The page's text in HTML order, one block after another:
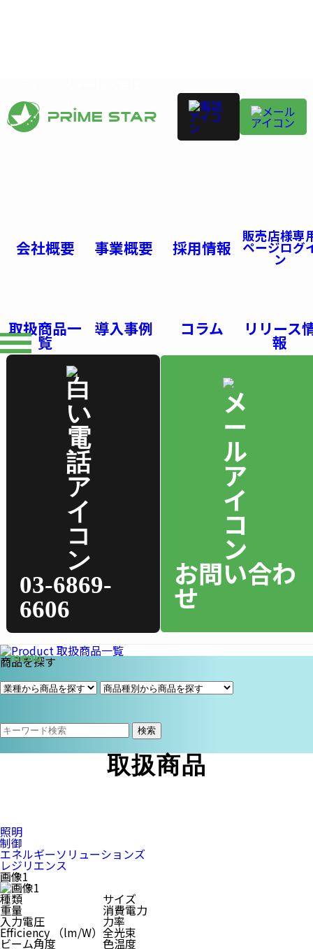
会社概要 事業概要 採用情報
販売店様専
ページログ
ン
取扱商品一
覧
導入事例 コラム リリース
報
03-6869-
6606
お問い合わ
せ
商品を探す
検索
取扱商品
照明
制御
エネルギーソリューションズ
レジリエンス
画像1
種類
サイズ
重量 消費電力
入力電圧 力率
Efficiency （lm/W） 全光束
ビーム角度 色温度